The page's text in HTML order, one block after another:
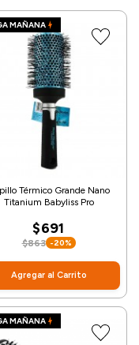
MAÑANA
Térmico Grande Nano
Titanium Babyliss Pro
$691
$863 -20%
Agregar al Carrito
MAÑANA